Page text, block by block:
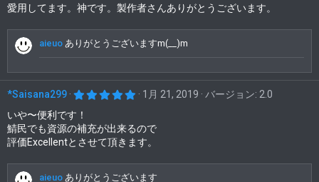
0
0
つ
星
愛用してます。神です。製作者さんありがとうございます。
aieuo ありがとうございますm(__)m
*Saisana299
5
0
つ
星
1月 21, 2019
バージョン: 2.0
いや〜便利です！
鯖民でも資源の補充が出来るので
評価Excellentとさせて頂きます。
aieuo ありがとうございます